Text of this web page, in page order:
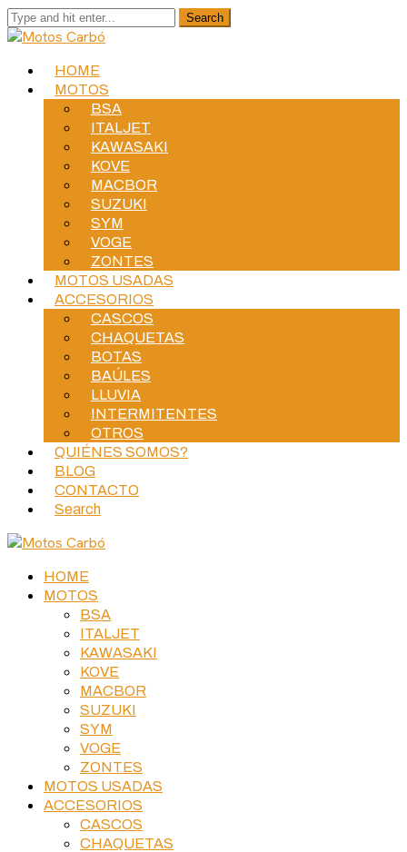
HOME
MOTOS
BSA
ITALJET
KAWASAKI
KOVE
MACBOR
SUZUKI
SYM
VOGE
ZONTES
MOTOS USADAS
ACCESORIOS
CASCOS
CHAQUETAS
BOTAS
BAÚLES
LLUVIA
INTERMITENTES
OTROS
QUIÉNES SOMOS?
BLOG
CONTACTO
Search
HOME
MOTOS
BSA
ITALJET
KAWASAKI
KOVE
MACBOR
SUZUKI
SYM
VOGE
ZONTES
MOTOS USADAS
ACCESORIOS
CASCOS
CHAQUETAS